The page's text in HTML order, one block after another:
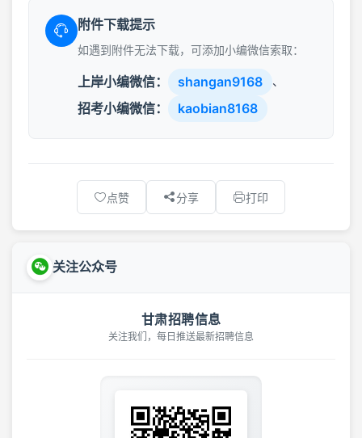
附件下载提示
如遇到附件无法下载，可添加小编微信索取：
上岸小编微信： shangan9168 、
招考小编微信： kaobian8168
点赞 分享 打印
关注公众号
甘肃招聘信息
关注我们，每日推送最新招聘信息